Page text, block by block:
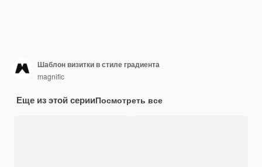
Шаблон визитки в стиле градиента
magnific
Еще из этой серииПосмотреть все